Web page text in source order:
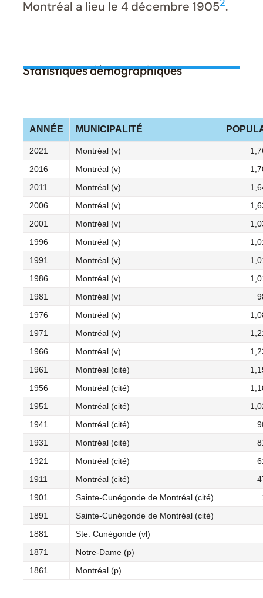
Montréal a lieu le 4 décembre 1905 .
Statistiques démographiques
ANNÉE MUNICIPALITÉ
2021 Montréal (v)
2016
Montréal (v)
2011
Montréal (v)
2006
Montréal (v)
2001
Montréal (v)
1996
Montréal (v)
1991
Montréal (v)
1986
Montréal (v)
1981
Montréal (v)
1976
Montréal (v)
1971
Montréal (v)
1966
Montréal (v)
1961
Montréal (cité)
1956
Montréal (cité)
1951
Montréal (cité)
1941
Montréal (cité)
1931
Montréal (cité)
1921
Montréal (cité)
1911
Montréal (cité)
1901
Sainte-Cunégonde de Montréal (cité)
1891
Sainte-Cunégonde de Montréal (cité)
1881
Ste. Cunégonde (vl)
1871
Notre-Dame (p)
1861
Montréal (p)